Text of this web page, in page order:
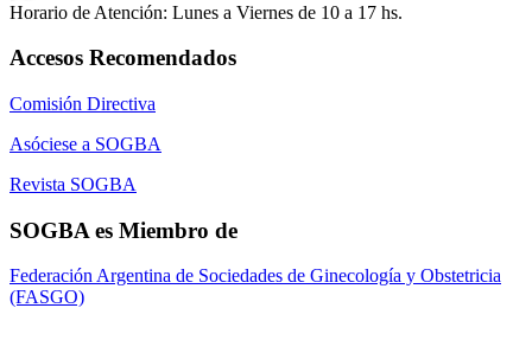
Horario de Atención: Lunes a Viernes de 10 a 17 hs.
Accesos Recomendados
Comisión Directiva
Asóciese a SOGBA
Revista SOGBA
SOGBA es Miembro de
Federación Argentina de Sociedades de Ginecología y Obstetricia
(FASGO)